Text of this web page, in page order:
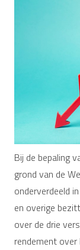
Bij de bepaling
grond van de
onderverdeeld
en overige
over de drie
rendement